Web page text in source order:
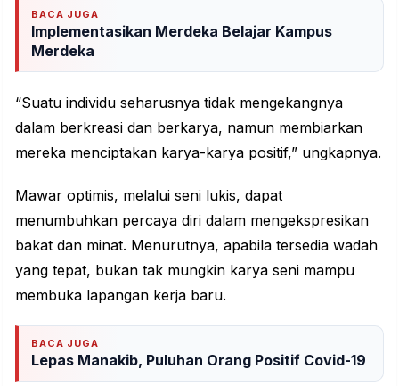
BACA JUGA
Implementasikan Merdeka Belajar Kampus
Merdeka
“Suatu individu seharusnya tidak mengekangnya
dalam berkreasi dan berkarya, namun membiarkan
mereka menciptakan karya-karya positif,” ungkapnya.
Mawar optimis, melalui seni lukis, dapat
menumbuhkan percaya diri dalam mengekspresikan
bakat dan minat. Menurutnya, apabila tersedia wadah
yang tepat, bukan tak mungkin karya seni mampu
membuka lapangan kerja baru.
BACA JUGA
Lepas Manakib, Puluhan Orang Positif Covid-19